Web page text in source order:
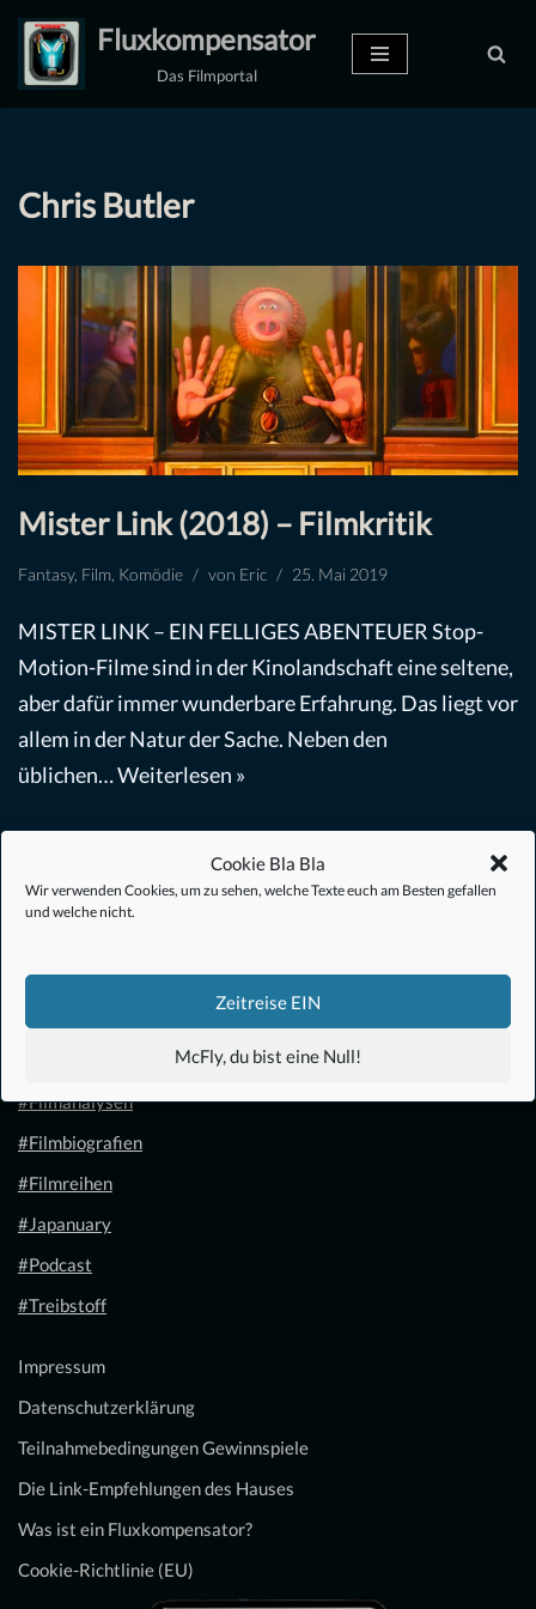
Cookie Bla Bla
Wir verwenden Cookies, um zu sehen, welche Texte euch am Besten gefallen
und welche nicht.
Zeitreise EIN
McFly, du bist eine Null!
Zum
Inhalt
Fluxkompensator
Das Filmportal
Chris Butler
Mister Link (2018) – Filmkritik
Fantasy, Film Komödie von Eric 25. Mai 2019
MISTER LINK – EIN FELLIGES ABENTEUER Stop-
Motion-Filme sind in der Kinolandschaft eine seltene,
aber dafür immer wunderbare Erfahrung. Das liegt vor
allem in der Natur der Sache. Neben den
üblichen…Weiterlesen »
#Anime
#1.21 Gigawatt
#Filmanalysen
#Filmbiografien
#Filmreihen
#Japanuary
#Podcast
#Treibstoff
Impressum
Datenschutzerklärung
Teilnahmebedingungen Gewinnspiele
Die Link-Empfehlungen des Hauses
Was ist ein Fluxkompensator?
Cookie-Richtlinie (EU)